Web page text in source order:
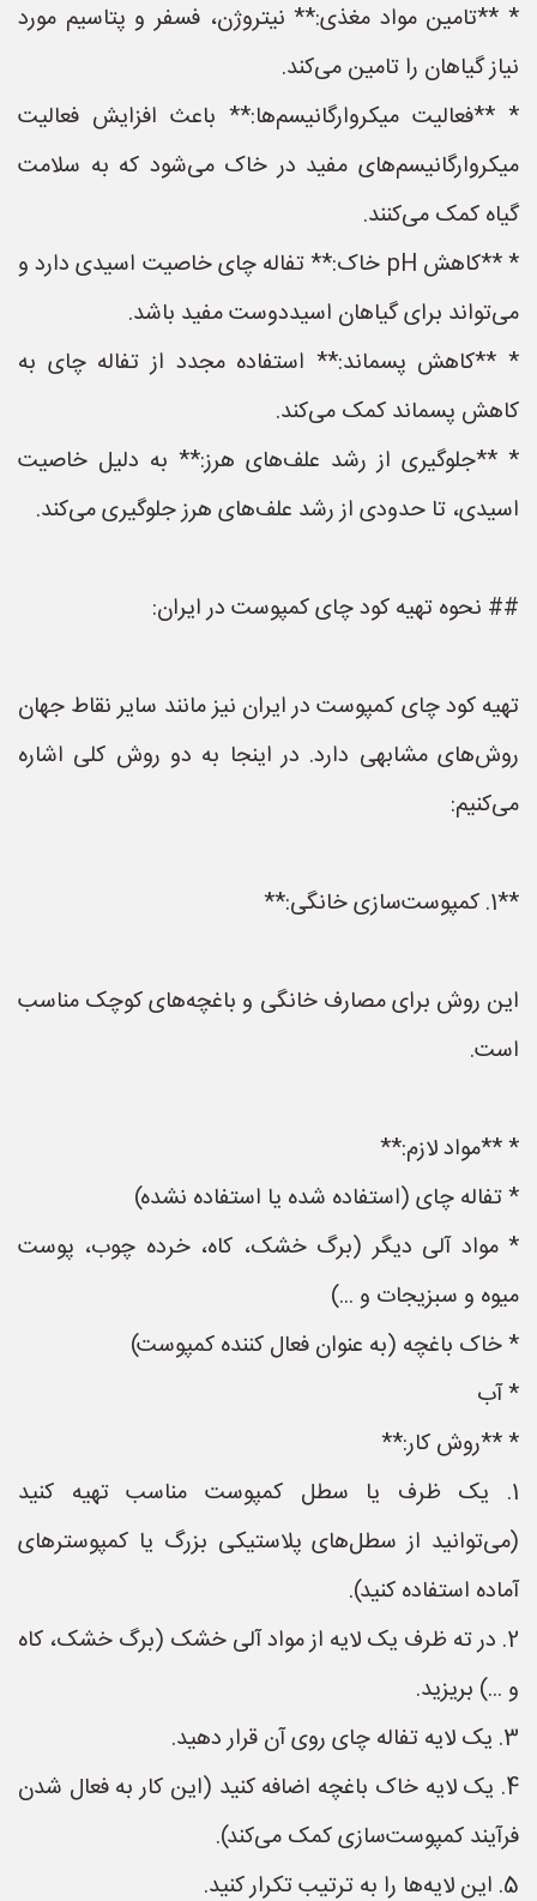
* **تامین مواد مغذی:** نیتروژن، فسفر و پتاسیم مورد
نیاز گیاهان را تامین می‌کند.
* **فعالیت میکروارگانیسم‌ها:** باعث افزایش فعالیت
میکروارگانیسم‌های مفید در خاک می‌شود که به سلامت
گیاه کمک می‌کنند.
* **کاهش pH خاک:** تفاله چای خاصیت اسیدی دارد و
می‌تواند برای گیاهان اسیددوست مفید باشد.
* **کاهش پسماند:** استفاده مجدد از تفاله چای به
کاهش پسماند کمک می‌کند.
* **جلوگیری از رشد علف‌های هرز:** به دلیل خاصیت
اسیدی، تا حدودی از رشد علف‌های هرز جلوگیری می‌کند.
## نحوه تهیه کود چای کمپوست در ایران:
تهیه کود چای کمپوست در ایران نیز مانند سایر نقاط جهان
روش‌های مشابهی دارد. در اینجا به دو روش کلی اشاره
می‌کنیم:
**1. کمپوست‌سازی خانگی:**
این روش برای مصارف خانگی و باغچه‌های کوچک مناسب
است.
* **مواد لازم:**
* تفاله چای (استفاده شده یا استفاده نشده)
* مواد آلی دیگر (برگ خشک، کاه، خرده چوب، پوست
میوه و سبزیجات و ...)
* خاک باغچه (به عنوان فعال کننده کمپوست)
* آب
* **روش کار:**
1. یک ظرف یا سطل کمپوست مناسب تهیه کنید
(می‌توانید از سطل‌های پلاستیکی بزرگ یا کمپوسترهای
آماده استفاده کنید).
2. در ته ظرف یک لایه از مواد آلی خشک (برگ خشک، کاه
و ...) بریزید.
3. یک لایه تفاله چای روی آن قرار دهید.
4. یک لایه خاک باغچه اضافه کنید (این کار به فعال شدن
فرآیند کمپوست‌سازی کمک می‌کند).
5. این لایه‌ها را به ترتیب تکرار کنید.